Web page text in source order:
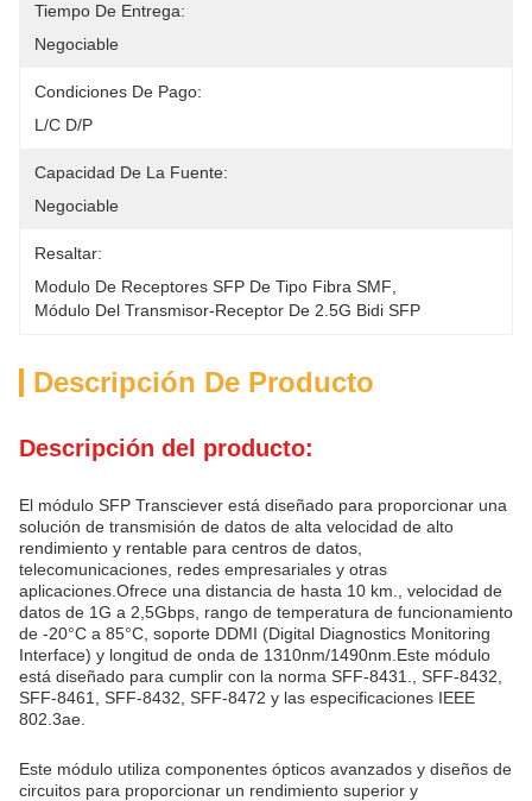
Tiempo De Entrega:
Negociable
Condiciones De Pago:
L/C D/P
Capacidad De La Fuente:
Negociable
Resaltar:
Modulo De Receptores SFP De Tipo Fibra SMF
Módulo Del Transmisor-Receptor De 2.5G Bidi SFP
Descripción De Producto
Descripción del producto:
El módulo SFP Transciever está diseñado para proporcionar una
solución de transmisión de datos de alta velocidad de alto
rendimiento y rentable para centros de datos,
telecomunicaciones, redes empresariales y otras
aplicaciones.Ofrece una distancia de hasta 10 km., velocidad de
datos de 1G a 2,5Gbps, rango de temperatura de funcionamiento
de -20°C a 85°C, soporte DDMI (Digital Diagnostics Monitoring
Interface) y longitud de onda de 1310nm/1490nm.Este módulo
está diseñado para cumplir con la norma SFF-8431., SFF-8432,
SFF-8461, SFF-8432, SFF-8472 y las especificaciones IEEE
802.3ae.
Este módulo utiliza componentes ópticos avanzados y diseños de
circuitos para proporcionar un rendimiento superior y